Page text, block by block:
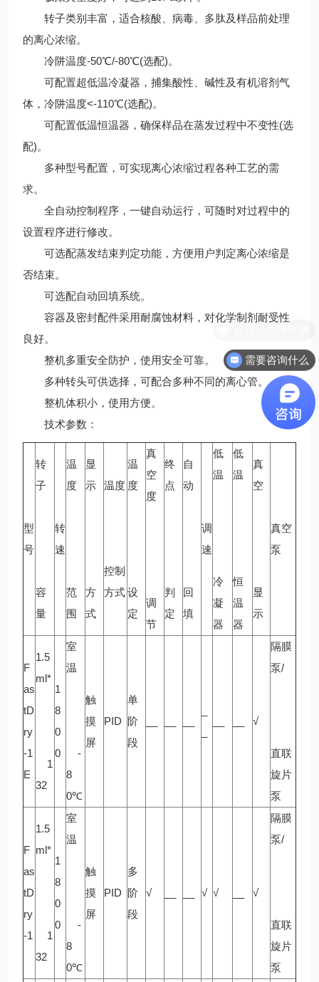
转子类别丰富，适合核酸、病毒、多肽及样品前处理
的离心浓缩。
冷阱温度-50℃/-80℃(选配)。
可配置超低温冷凝器，捕集酸性、碱性及有机溶剂气
体，冷阱温度<-110℃(选配)。
可配置低温恒温器，确保样品在蒸发过程中不变性(选
配)。
多种型号配置，可实现离心浓缩过程各种工艺的需
求。
全自动控制程序，一键自动运行，可随时对过程中的
设置程序进行修改。
可选配蒸发结束判定功能，方便用户判定离心浓缩是
否结束。
可选配自动回填系统。
容器及密封配件采用耐腐蚀材料，对化学制剂耐受性
良好。
整机多重安全防护，使用安全可靠。
多种转头可供选择，可配合多种不同的离心管。
整机体积小，使用方便。
技术参数：
型
号
转
子
容
量
转
速
温
度
范
围
显
示
方
式
温度
控制
方式
温
度
设
定
真
空
度
调
节
终
点
判
定
自
动
回
填
调
速
低
温
冷
凝
器
低
温
恒
温
器
真
空
显
示
真空
泵
F
as
tD
ry
-1
E
1.5
ml*
1
32
1
8
0
0
室
温
-
8
0℃
触
摸
屏
PID
单
阶
段
√
隔膜
泵/
直联
旋片
泵
F
as
tD
ry
-1
1.5
ml*
1
32
1
8
0
0
室
温
-
8
0℃
触
摸
屏
PID
多
阶
段
√ √ √ √
隔膜
泵/
直联
旋片
泵
需要咨询什么